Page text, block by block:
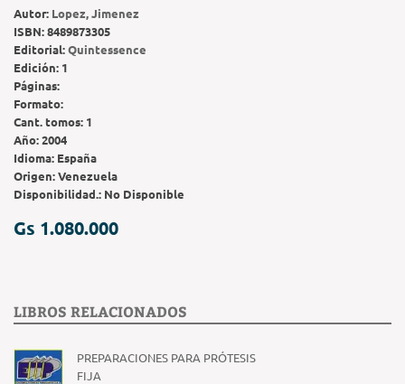
Autor: Lopez, Jimenez
ISBN:8489873305
Editorial:Quintessence
Edición: 1
Páginas:
Formato:
Cant. tomos: 1
Año:2004
Idioma: España
Origen:Venezuela
Disponibilidad.: No Disponible
Gs 1.080.000
LIBROS RELACIONADOS
PREPARACIONES PARA PRÓTESIS
FIJA